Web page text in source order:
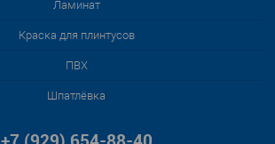
Ламинат
Краска для плинтусов
ПВХ
Шпатлёвка